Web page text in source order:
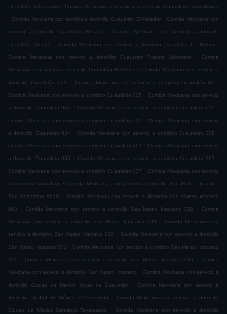
Cuautitlán Villa Jardin . Comida Mexicana con servicio a domicilio Cuautitlán Loma Bonita
. Comida Mexicana con servicio a domicilio Cuautitlán El Partidor . Comida Mexicana con
servicio a domicilio Cuautitlán Necapa . Comida Mexicana con servicio a domicilio
Cuautitlán Centro . Comida Mexicana con servicio a domicilio Cuautitlán La Palma .
Comida Mexicana con servicio a domicilio Cuautitlán Puente Jabonero . Comida
Mexicana con servicio a domicilio Cuautitlán El Cerrito . Comida Mexicana con servicio a
domicilio Cuautitlán 029 . Comida Mexicana con servicio a domicilio Cuautitlán 49 .
Comida Mexicana con servicio a domicilio Cuautitlán 005 . Comida Mexicana con servicio
a domicilio Cuautitlán 041 . Comida Mexicana con servicio a domicilio Cuautitlán 010 .
Comida Mexicana con servicio a domicilio Cuautitlán 003 . Comida Mexicana con servicio
a domicilio Cuautitlán 034 . Comida Mexicana con servicio a domicilio Cuautitlán 008 .
Comida Mexicana con servicio a domicilio Cuautitlán 001 . Comida Mexicana con servicio
a domicilio Cuautitlán 065 . Comida Mexicana con servicio a domicilio Cuautitlán 063 .
Comida Mexicana con servicio a domicilio Cuautitlán 037 . Comida Mexicana con servicio
a domicilio Cuautitlán . Comida Mexicana con servicio a domicilio San Mateo Ixtacalco
San Sebastian Xhala . Comida Mexicana con servicio a domicilio San Mateo Ixtacalco
003 . Comida Mexicana con servicio a domicilio San Mateo Ixtacalco 002 . Comida
Mexicana con servicio a domicilio San Mateo Ixtacalco 009 . Comida Mexicana con
servicio a domicilio San Mateo Ixtacalco 010 . Comida Mexicana con servicio a domicilio
San Mateo Ixtacalco 001 . Comida Mexicana con servicio a domicilio San Mateo Ixtacalco
011 . Comida Mexicana con servicio a domicilio San Mateo Ixtacalco 006 . Comida
Mexicana con servicio a domicilio San Mateo Ixtacalco . Comida Mexicana con servicio a
domicilio Ciudad de México Joyas de Cuautitlan . Comida Mexicana con servicio a
domicilio Ciudad de México El Terremoto . Comida Mexicana con servicio a domicilio
Ciudad de México Santiago Teyahualco . Comida Mexicana con servicio a domicilio